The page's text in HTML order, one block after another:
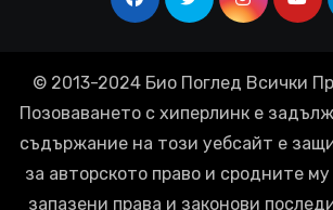
© 2013-2024 Био Поглед Всички
Позоваването с хиперлинк е
съдържание на този уебсайт е
за авторското право и сродните
запазени права и законови